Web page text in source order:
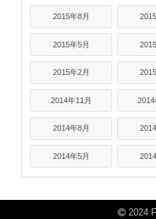
2015年8月
2015年5月
2015年2月
2014年11月 2014
2014年8月
2014年5月
2024